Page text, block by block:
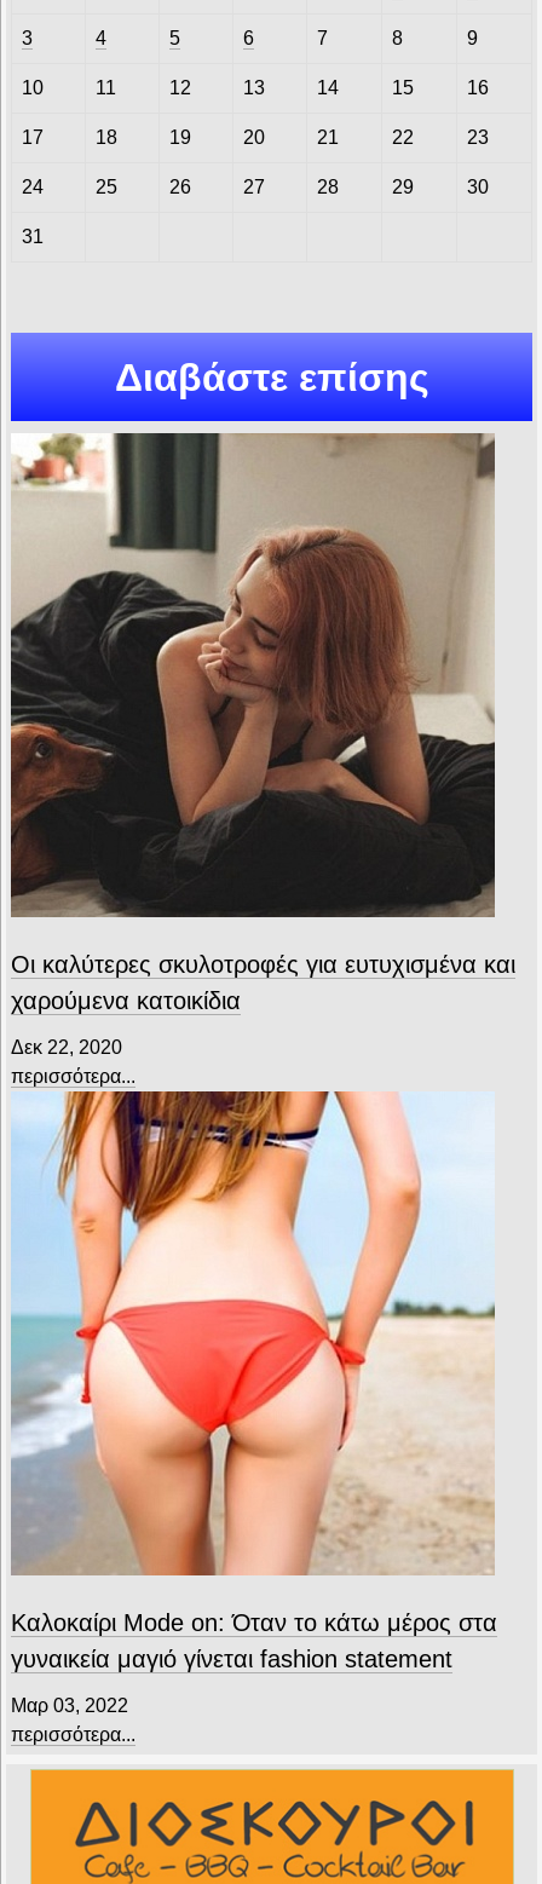
3 4 5 6 7 8 9
10 11 12 13 14 15 16
17 18 19 20 21 22 23
24 25 26 27 28 29 30
31
Διαβάστε επίσης
Οι καλύτερες σκυλοτροφές για ευτυχισμένα και
χαρούμενα κατοικίδια
Δεκ 22, 2020
περισσότερα...
Καλοκαίρι Mode on: Όταν το κάτω μέρος στα
γυναικεία μαγιό γίνεται fashion statement
Μαρ 03, 2022
περισσότερα...